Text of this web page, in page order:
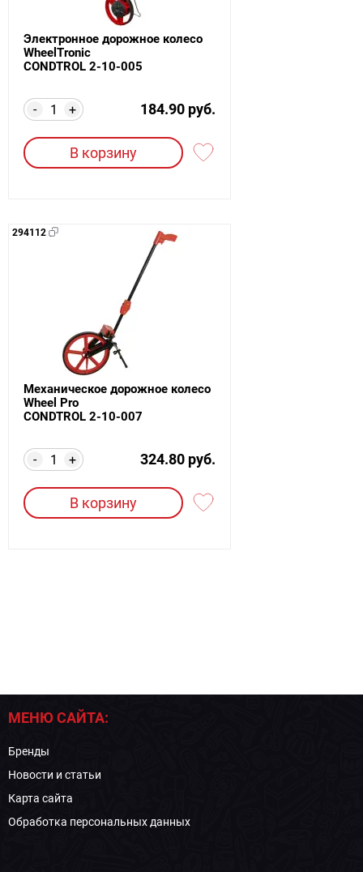
Электронное дорожное колесо
WheelTronic
CONDTROL 2-10-005
+
- 184.90 руб.
В корзину
294112
Механическое дорожное колесо
Wheel Pro
CONDTROL 2-10-007
+
- 324.80 руб.
В корзину
МЕНЮ САЙТА:
Бренды
Новости и статьи
Карта сайта
Обработка персональных данных